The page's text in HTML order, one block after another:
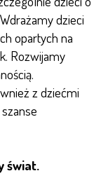
dzieci
opartych na
Rozwijamy
z dziećmi
świat.